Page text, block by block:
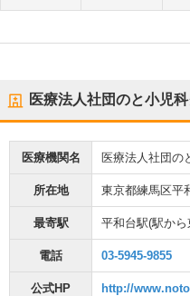
医療法人社団のと小児
医療機関名 医療法人社団の
所在地 東京都練馬区平
最寄駅 平和台駅(駅から
電話 03-5945-9855
公式HP http://